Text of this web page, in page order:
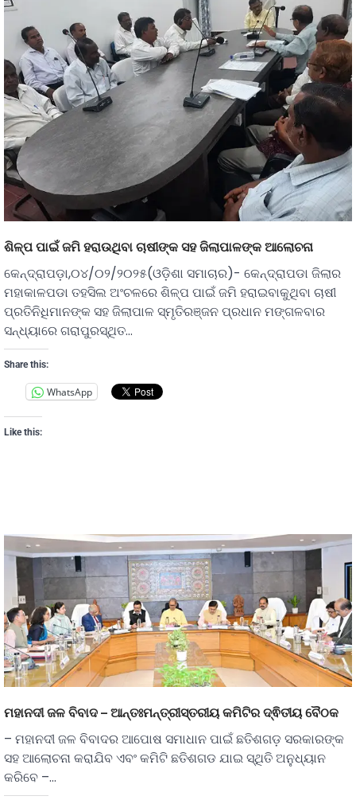
ଶିଳ୍ପ ପାଇଁ ଜମି ହରାଉଥିବା ଚାଷୀଙ୍କ ସହ ଜିଲାପାଳଙ୍କ ଆଲୋଚନା
କେନ୍ଦ୍ରାପଡ଼ା,୦୪/୦୨/୨୦୨୫(ଓଡ଼ିଶା ସମାଚାର)- କେନ୍ଦ୍ରାପଡା ଜିଲାର
ମହାକାଳପଡା ତହସିଲ ଅଂଚଳରେ ଶିଳ୍ପ ପାଇଁ ଜମି ହରାଇବାକୁଥିବା ଚାଷୀ
ପ୍ରତିନିଧିମାନଙ୍କ ସହ ଜିଲାପାଳ ସ୍ମୃତିରଞ୍ଜନ ପ୍ରଧାନ ମଙ୍ଗଳବାର
ସନ୍ଧ୍ୟାରେ ଗରାପୁରସ୍ଥିତ…
Share this:
WhatsApp
Like this:
ମହାନଦୀ ଜଳ ବିବାଦ – ଆନ୍ତଃମନ୍ତ୍ରୀସ୍ତରୀୟ କମିଟିର ଦ୍ଵିତୀୟ ବୈଠକ
– ମହାନଦୀ ଜଳ ବିବାଦର ଆପୋଷ ସମାଧାନ ପାଇଁ ଛତିଶଗଡ଼ ସରକାରଙ୍କ
ସହ ଆଲୋଚନା କରାଯିବ ଏବଂ କମିଟି ଛତିଶଗଡ ଯାଇ ସ୍ଥିତି ଅନୁଧ୍ୟାନ
କରିବେ –…